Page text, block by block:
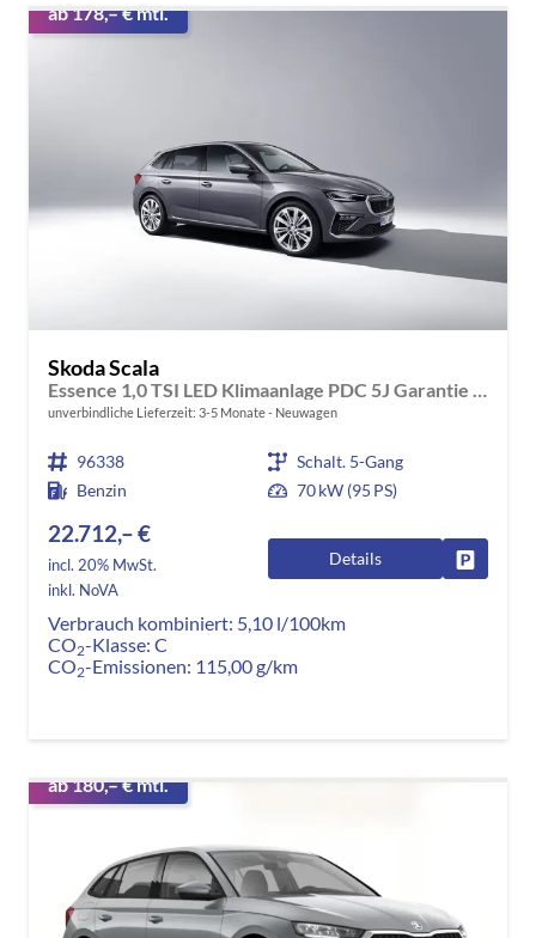
ab 178,– € mtl.
Skoda Scala
unverbindliche Lieferzeit: 3-5 Monate Neuwagen
96338
Schalt. 5-Gang
Benzin
70 kW (95 PS)
22.712,– €
incl. 20% MwSt.
inkl. NoVA
Details
Verbrauch kombiniert: 5,10 l/100km
CO2-Klasse: C
CO2-Emissionen: 115,00 g/km
ab 180,– € mtl.